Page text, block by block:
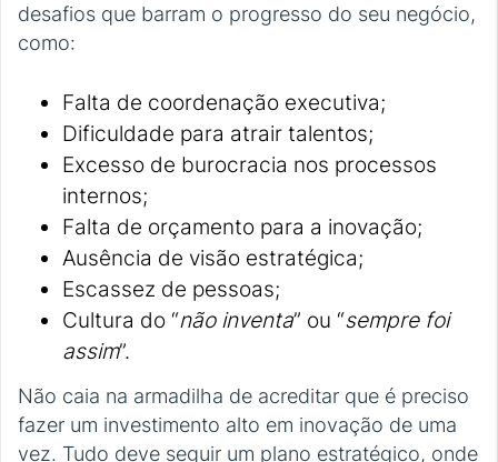
desafios que barram o progresso do seu negócio,
como:
Falta de coordenação executiva;
Dificuldade para atrair talentos;
Excesso de burocracia nos processos
internos;
Falta de orçamento para a inovação;
Ausência de visão estratégica;
Escassez de pessoas;
Cultura do “não inventa” ou “sempre foi
assim”.
Não caia na armadilha de acreditar que é preciso
fazer um investimento alto em inovação de uma
vez. Tudo deve seguir um plano estratégico, onde